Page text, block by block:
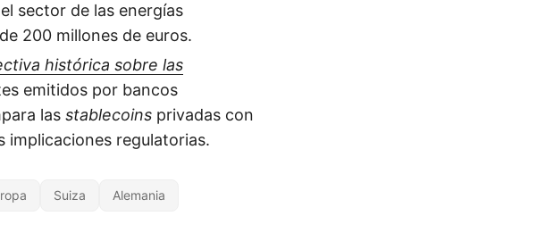
sector de las energías
200 millones de euros.
histórica sobre las
emitidos por bancos
las stablecoins privadas con
implicaciones regulatorias.
Suiza Alemania